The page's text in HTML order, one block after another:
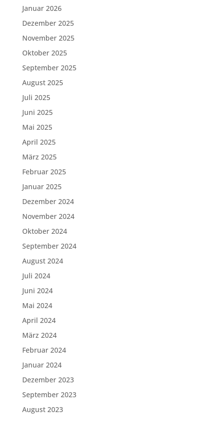
Januar 2026
Dezember 2025
November 2025
Oktober 2025
September 2025
August 2025
Juli 2025
Juni 2025
Mai 2025
April 2025
März 2025
Februar 2025
Januar 2025
Dezember 2024
November 2024
Oktober 2024
September 2024
August 2024
Juli 2024
Juni 2024
Mai 2024
April 2024
März 2024
Februar 2024
Januar 2024
Dezember 2023
September 2023
August 2023